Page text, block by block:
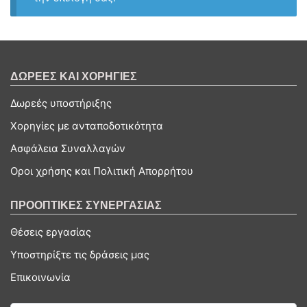
ΔΩΡΕΕΣ ΚΑΙ ΧΟΡΗΓΙΕΣ
Δωρεές υποστήριξης
Χορηγίες με ανταποδοτικότητα
Ασφάλεια Συναλλαγών
Οροι χρήσης και Πολιτική Απορρήτου
ΠΡΟΟΠΤΙΚΕΣ ΣΥΝΕΡΓΑΣΙΑΣ
Θέσεις εργασίας
Υποστηρίξτε τις δράσεις μας
Επικοινωνία